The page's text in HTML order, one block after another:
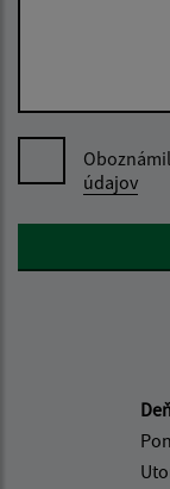
údajov
Google reCaptcha
Deň